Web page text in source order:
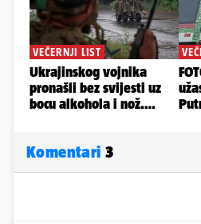
Komentari 3